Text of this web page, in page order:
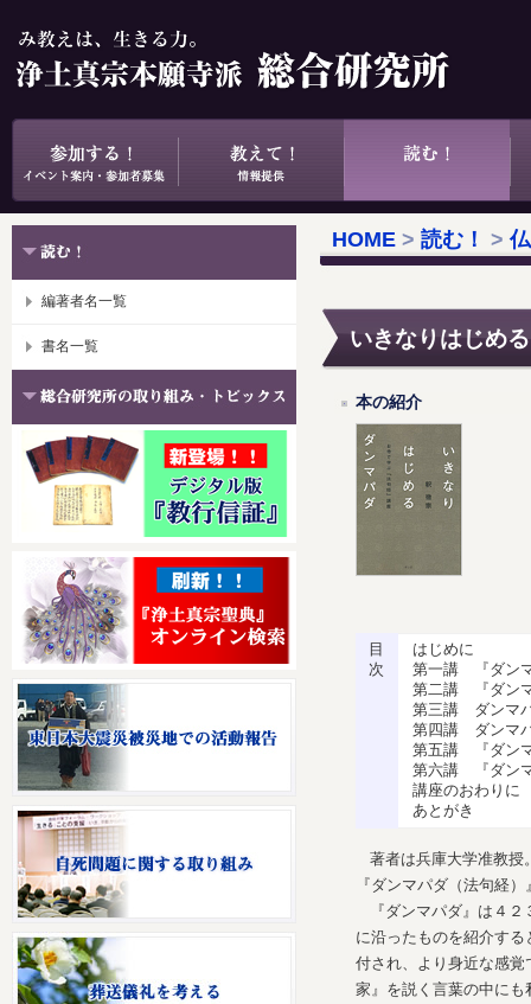
編著者名一覧
書名一覧
HOME > 読む！ >
いきなりはじめ
本の紹介
目
次
はじめに
第一講 『ダン
第二講 『ダン
第三講 ダンマ
第四講 ダンマ
第五講 『ダン
第六講 『ダン
講座のおわりに
あとがき
著者は兵庫大学准教授
『ダンマパダ（法句経
『ダンマパダ』は４
に沿ったものを紹介す
付され、より身近な感
家』を説く言葉の中に